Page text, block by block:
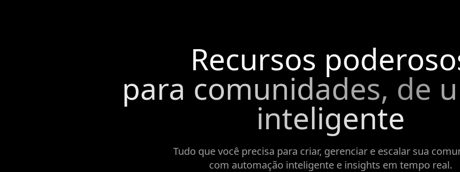
Recursos
para comunidades, de
inteligente
Tudo que você precisa para criar, gerenciar e escalar sua
com automação inteligente e insights em tempo real.